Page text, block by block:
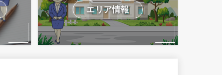
エリア情報